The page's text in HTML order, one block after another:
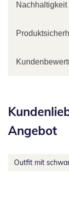
Nachhaltigkeit
Angebot
Outfit mit